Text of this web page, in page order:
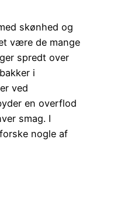
skønhed og
være de mange
spredt over
i
ved
en overflod
smag. I
nogle af